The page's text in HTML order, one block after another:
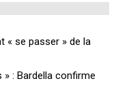
« se passer » de la
: Bardella confirme